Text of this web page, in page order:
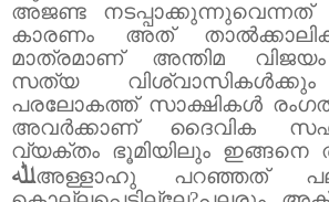
അജണ്ട നടപ്പാക്കുന്നുവെന്നത്
കാരണം അത്
മാത്രമാണ് അന്തിമ
സത്യ
പരലോകത്ത് സാക്ഷികൾ
അവർക്കാണ് ദൈവിക
വ്യക്തം ഭൂമിയിലും ഇങ്ങനെ
ﷲഅള്ളാഹു പറഞ്ഞത് പല